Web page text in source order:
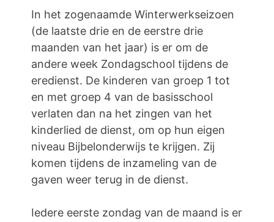
In het zogenaamde Winterwerkseizoen
(de laatste drie en de eerstre drie
maanden van het jaar) is er om de
andere week Zondagschool tijdens de
eredienst. De kinderen van groep 1 tot
en met groep 4 van de basisschool
verlaten dan na het zingen van het
kinderlied de dienst, om op hun eigen
niveau Bijbelonderwijs te krijgen. Zij
komen tijdens de inzameling van de
gaven weer terug in de dienst.
Iedere eerste zondag van de maand is er